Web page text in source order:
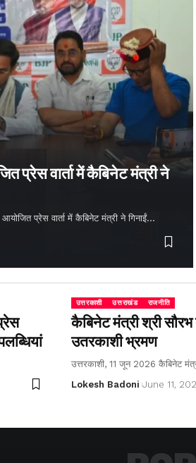
प्रेस वार्ता में कैबिनेट मंत्री ने
प्रेस वार्ता में कैबिनेट मंत्री ने गिनाईं…
उत्तरकाशी उत्तराखंड राजनीति
कैबिनेट मंत्री श्री
उतरकाशी भ्रमण
उत्तरकाशी, 11 जून 2026 कैबिनेट
Lokesh Badoni June 11,